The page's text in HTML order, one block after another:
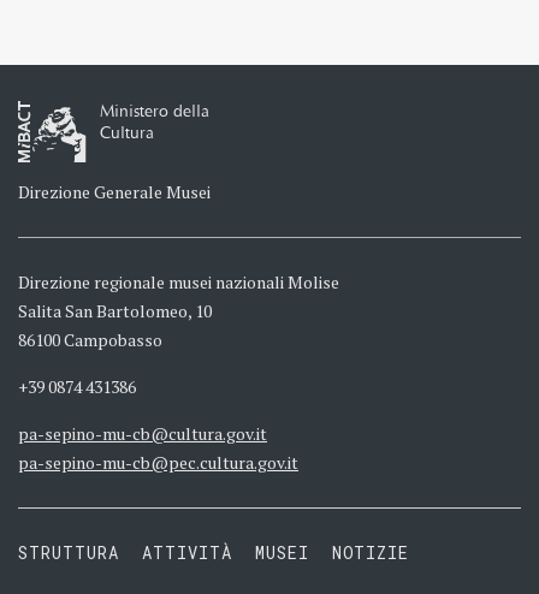
Ministero della
Cultura
Direzione Generale Musei
Direzione regionale musei nazionali Molise
Salita San Bartolomeo, 10
86100 Campobasso
+39 0874 431386
pa-sepino-mu-cb@cultura.gov.it
pa-sepino-mu-cb@pec.cultura.gov.it
STRUTTURA ATTIVITÀ MUSEI NOTIZIE